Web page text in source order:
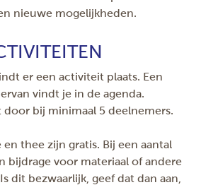
nieuwe mogelijkheden.
er een activiteit plaats. Een
vindt je in de agenda.
door bij minimaal 5 deelnemers.
en thee zijn gratis. Bij een aantal
bijdrage voor materiaal of andere
dit bezwaarlijk, geef dat dan aan,